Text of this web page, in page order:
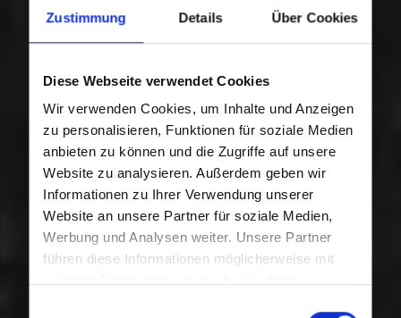
Zustimmung Details Über Cookies
Diese Webseite verwendet Cookies
Wir verwenden Cookies, um Inhalte und Anzeigen
zu personalisieren, Funktionen für soziale Medien
anbieten zu können und die Zugriffe auf unsere
Website zu analysieren. Außerdem geben wir
Informationen zu Ihrer Verwendung unserer
Website an unsere Partner für soziale Medien,
Werbung und Analysen weiter. Unsere Partner
führen diese Informationen möglicherweise mit